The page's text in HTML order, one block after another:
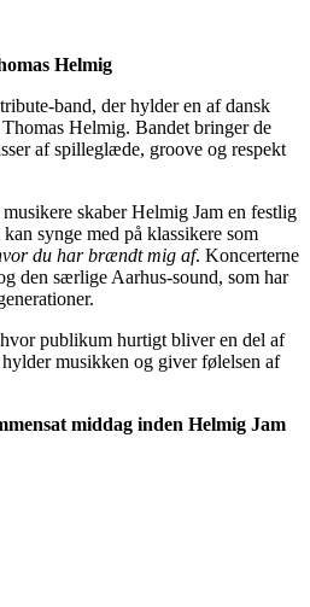
Helmig
band, der hylder en af dansk
Thomas Helmig. Bandet bringer de
af spilleglæde, groove og respekt
skaber Helmig Jam en festlig
synge med på klassikere som
du har brændt mig af. Koncerterne
den særlige Aarhus-sound, som har
publikum hurtigt bliver en del af
musikken og giver følelsen af
middag inden Helmig Jam